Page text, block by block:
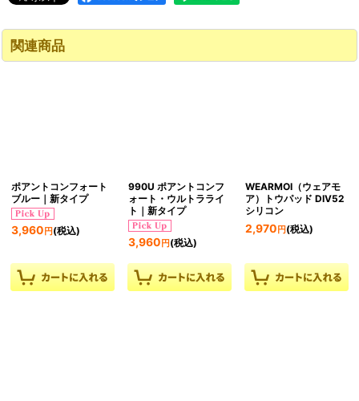
関連商品
ポアントコンフォート
ブルー｜新タイプ
3,960 円 (税込)
990U ポアントコンフ
ォート・ウルトラライ
ト｜新タイプ
3,960 円(税込)
WEARMOI（ウェアモ
ア）トウパッド DIV52
シリコン
2,970 円(税込)